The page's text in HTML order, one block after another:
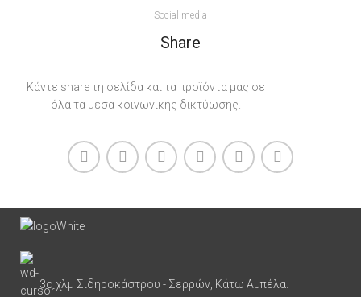
Social media
Share
Κάντε share τη σελίδα και τα προϊόντα μας σε
όλα τα μέσα κοινωνικής δικτύωσης.
3ο χλμ Σιδηροκάστρου - Σερρών, Κάτω Αμπέλα.